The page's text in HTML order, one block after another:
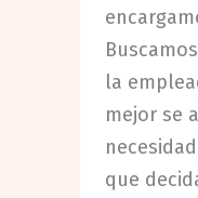
la
mejor se
que